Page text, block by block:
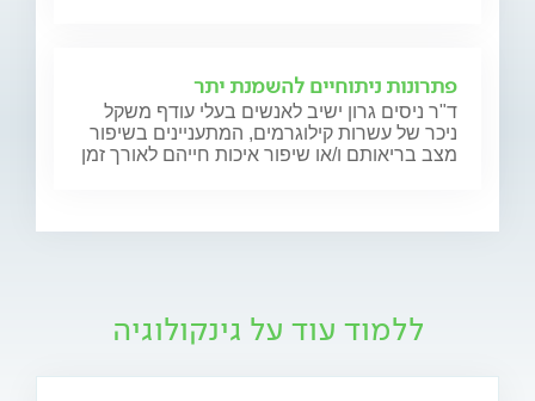
פתרונות ניתוחיים להשמנת יתר
ד"ר ניסים גרון ישיב לאנשים בעלי עודף משקל
ניכר של עשרות קילוגרמים, המתעניינים בשיפור
מצב בריאותם ו/או שיפור איכות חייהם לאורך זמן
ללמוד עוד על גינקולוגיה